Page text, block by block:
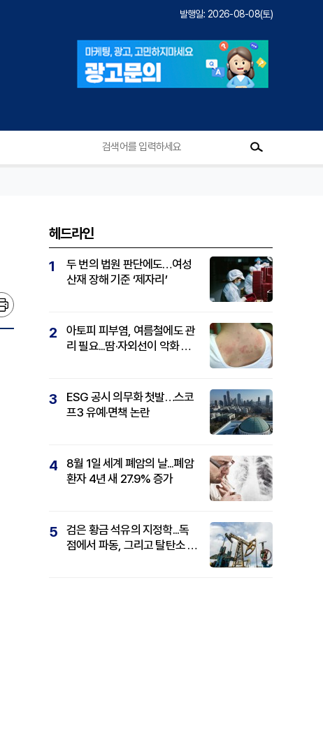
발행일: 2026-08-08(토)
헤드라인
1
두 번의 법원 판단에도…여성
산재 장해 기준 ‘제자리’
2
아토피 피부염, 여름철에도 관
리 필요...땀·자외선이 악화 요
3
ESG 공시 의무화 첫발…스코
프3 유예·면책 논란
4
8월 1일 세계 폐암의 날...폐암
환자 4년 새 27.9% 증가
5
검은 황금 석유의 지정학...독
점에서 파동, 그리고 탈탄소 패